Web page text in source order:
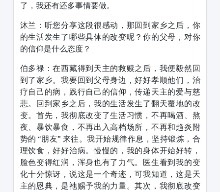
了，我还有还多事情要做。
沐兰：听您分享这段很感动，那回到家乡之后，你
的生活发生了哪些具体的改变呢？你的父母，对你
的信仰是什么态度？
伯多禄：在西藏得到天主的救赎之后，我便毅然回
到了家乡。我要回到父母身边，好好孝顺他们，治
疗自己的病，践行自己的信仰，传递天主的爱与慈
悲。回到家乡之后，我的生活发生了翻天覆地的改
变。首先，我彻底改变了生活习惯，不再喝酒、熬
夜、暴饮暴食，不再出入高档场所，不再和趋炎附
势的 “朋友” 来往。我开始规律作息，坚持锻炼，合
理饮食，好好治病。慢慢的，我的身体开始好转，
脸色变得红润，浑身也有了力气。医生看到我的变
化十分惊讶，说这是一个奇迹，可我知道，这是天
主的恩典，是祂赐予我的力量。其次，我彻底改变